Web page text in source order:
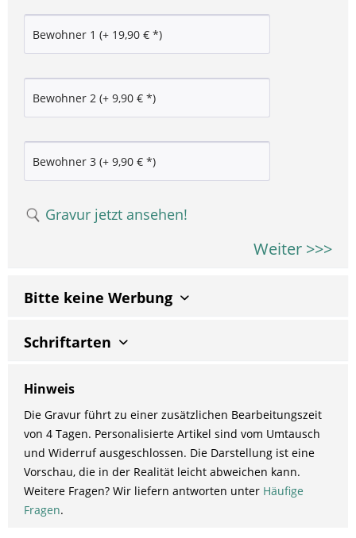
Gravur jetzt ansehen!
Weiter >>>
Bitte keine Werbung
Schriftarten
Hinweis
Die Gravur führt zu einer zusätzlichen Bearbeitungszeit
von 4 Tagen. Personalisierte Artikel sind vom Umtausch
und Widerruf ausgeschlossen. Die Darstellung ist eine
Vorschau, die in der Realität leicht abweichen kann.
Weitere Fragen? Wir liefern antworten unter Häufige
Fragen.